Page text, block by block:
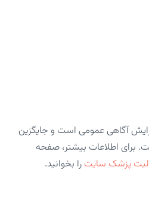
آگاهی عمومی است و جایگزین
برای اطلاعات بیشتر، صفحه
پزشک سایت را بخوانید.